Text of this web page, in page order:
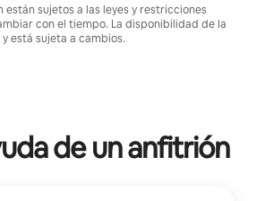
están sujetos a las leyes y restricciones
con el tiempo. La disponibilidad de la
está sujeta a cambios.
de un anfitrión